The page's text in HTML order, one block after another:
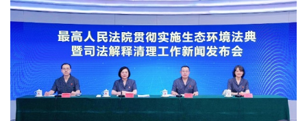
上海打通脑机接口技术走向市场的“三道关”
活力中国调研行｜江淮大地，科技成果正落地生“金”
上半年规模以上工业中小企业增加值同比增长5.8%